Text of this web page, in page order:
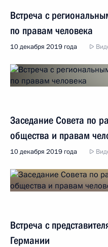
Встреча с
по правам человека
10 декабря 2019 года
Заседание Совета по
общества и правам
10 декабря 2019 года
Встреча с
Германии